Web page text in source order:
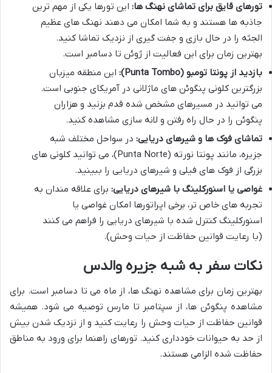
تورهای قایق برای تماشای نهنگ ها: این تورها یکی از مهم ترین
جاذبه ها هستند و به شما امکان می دهند نهنگ های عظیم
الجثه را در حال بازی و جفت گیری از نزدیک تماشا کنید.
بهترین زمان برای این فعالیت از ژوئن تا دسامبر است.
بازدید از پونتا تومبو (Punta Tombo):
این منطقه میزبان
بزرگترین کلونی پنگوئن های ماژلانی در آمریکای جنوبی است.
می توانید در مسیرهای مشخص شده قدم بزنید و هزاران
پنگوئن را در حال راه رفتن و لانه سازی مشاهده کنید.
تماشای فوک ها و شیرهای دریایی: در سواحل مختلف شبه
جزیره، مانند پونتا نورته (Punta Norte)، می توانید کلونی های
بزرگی از فوک های فیلی و شیرهای دریایی را ببینید.
غواصی یا اسنورکلینگ با شیرهای دریایی: برای علاقه مندان به
تجربه های خاص تر، برخی اپراتورها امکان غواصی یا
اسنورکلینگ کنترل شده با شیرهای دریایی را فراهم می کنند
(با رعایت قوانین حفاظت از حیات وحش).
نکات سفر به شبه جزیره والدس
بهترین زمان برای مشاهده نهنگ ها، از ماه می تا دسامبر است. برای
مشاهده پنگوئن ها، از سپتامبر تا مارس توصیه می شود. همیشه
قوانین حفاظت از حیات وحش را رعایت کنید و از نزدیک شدن بیش
از حد به حیوانات خودداری کنید. تورهای راهنما برای ورود به مناطق
حفاظت شده الزامی هستند.